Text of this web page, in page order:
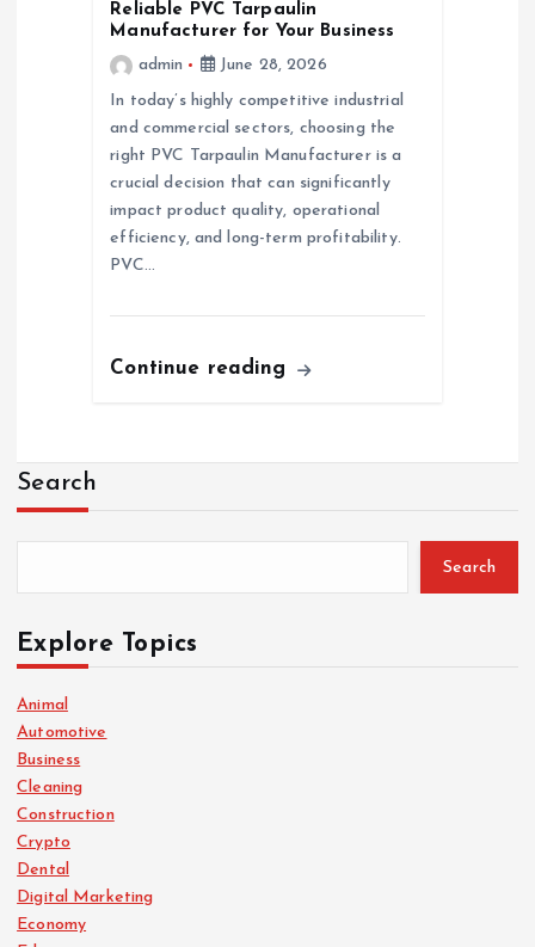
Reliable PVC Tarpaulin
Manufacturer for Your Business
admin
June 28, 2026
In today’s highly competitive industrial
and commercial sectors, choosing the
right PVC Tarpaulin Manufacturer is a
crucial decision that can significantly
impact product quality, operational
efficiency, and long-term profitability.
PVC…
Continue reading
Search
Search
Explore Topics
Animal
Automotive
Business
Cleaning
Construction
Crypto
Dental
Digital Marketing
Economy